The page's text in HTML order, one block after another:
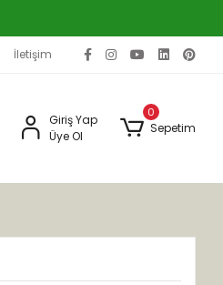
İletişim
Giriş Yap
Üye Ol
0
Sepetim